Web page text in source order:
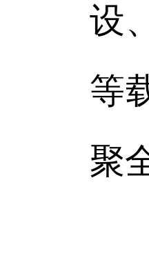
设
等
聚